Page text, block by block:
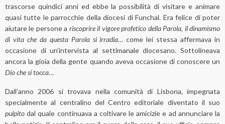
trascorse quindici anni ed ebbe la possibilità di visitare e animare
quasi tutte le parrocchie della diocesi di Funchal. Era felice di poter
aiutare le persone a riscoprire il vigore profetico della Parola, il dinamismo
di vita che da questa Parola si irradia… come lei stessa affermava in
occasione di un’intervista al settimanale diocesano. Sottolineava
ancora la gioia della gente quando aveva occasione di conoscere un
Dio che si tocca…
Dall’anno 2006 si trovava nella comunità di Lisbona, impegnata
specialmente al centralino del Centro editoriale diventato il suo
pulpito dal quale continuava a coltivare le amicizie e ad annunciare la